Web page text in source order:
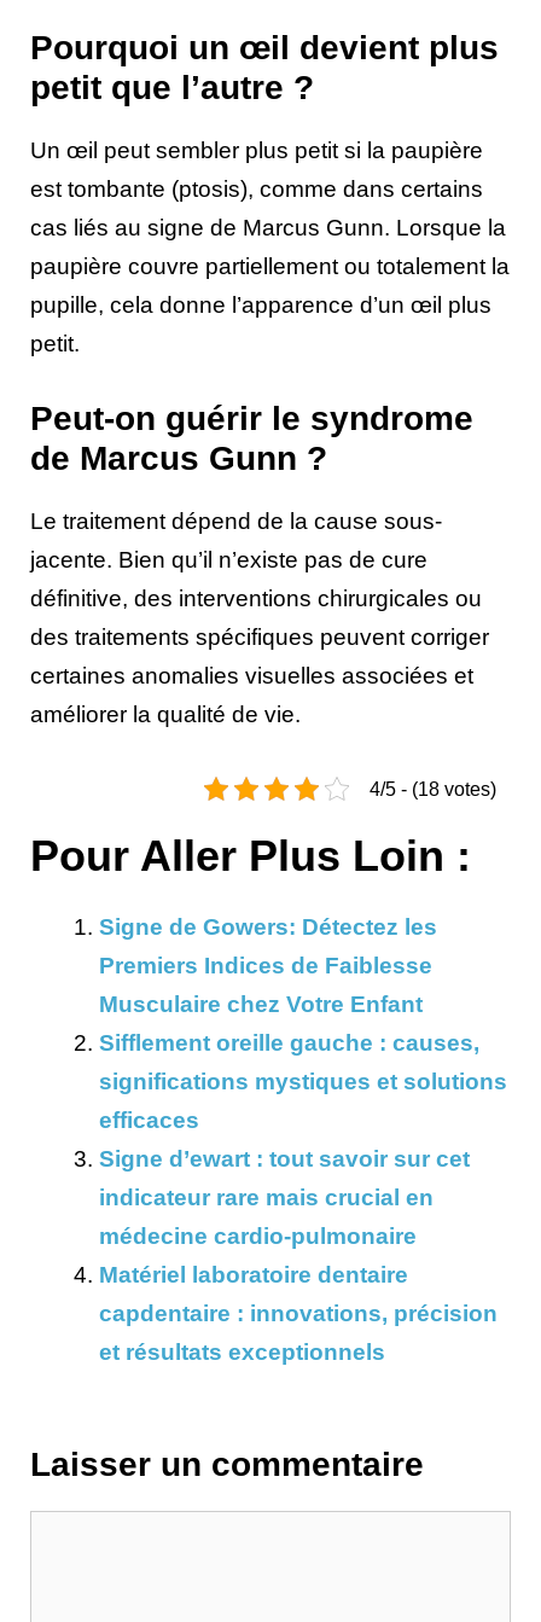
Pourquoi un œil devient plus
petit que l’autre ?
Un œil peut sembler plus petit si la paupière
est tombante (ptosis), comme dans certains
cas liés au signe de Marcus Gunn. Lorsque la
paupière couvre partiellement ou totalement la
pupille, cela donne l’apparence d’un œil plus
petit.
Peut-on guérir le syndrome
de Marcus Gunn ?
Le traitement dépend de la cause sous-
jacente. Bien qu’il n’existe pas de cure
définitive, des interventions chirurgicales ou
des traitements spécifiques peuvent corriger
certaines anomalies visuelles associées et
améliorer la qualité de vie.
4/5 - (18 votes)
Pour Aller Plus Loin :
Signe de Gowers: Détectez les
Premiers Indices de Faiblesse
Musculaire chez Votre Enfant
Sifflement oreille gauche : causes,
significations mystiques et solutions
efficaces
Signe d’ewart : tout savoir sur cet
indicateur rare mais crucial en
médecine cardio-pulmonaire
Matériel laboratoire dentaire
capdentaire : innovations, précision
et résultats exceptionnels
Laisser un commentaire